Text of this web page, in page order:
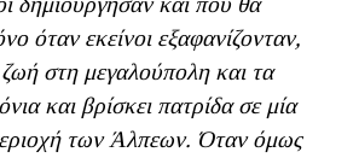
όταν εκείνοι εξαφανίζονταν,
ζωή στη μεγαλούπολη και τα
και βρίσκει πατρίδα σε μία
των Άλπεων. Όταν όμως